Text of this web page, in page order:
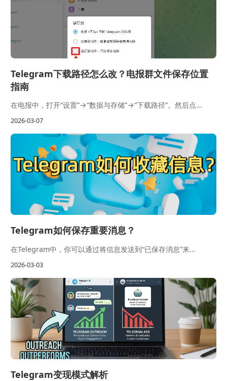
Telegram下载路径怎么改？电报群文件保存位置
指南
在电报中，打开“设置”→“数据与存储”→“下载路径”。然后点...
2026-03-07
Telegram如何保存重要消息？
在Telegram中，你可以通过将信息发送到“已保存消息”来...
2026-03-03
Telegram变现模式解析